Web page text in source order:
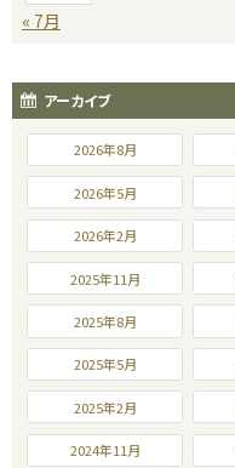
« 7月
アーカイブ
2026年8月
2026年5月
2026年2月
2025年11月
2025年8月
2025年5月
2025年2月
2024年11月